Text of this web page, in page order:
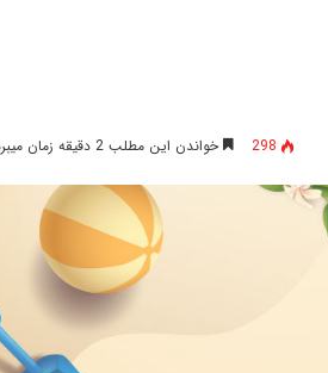
298 خواندن این مطلب 2 دقیقه زمان میبرد